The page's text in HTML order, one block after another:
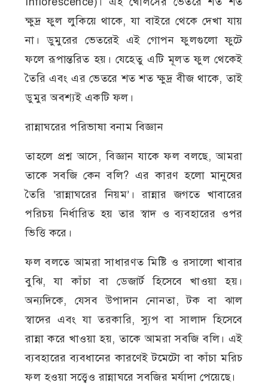
ক্ষুদ্র ফুল লুকিয়ে থাকে, যা বাইরে থেকে দেখা যায়
না। ডুমুরের ভেতরেই এই গোপন ফুলগুলো ফুটে
ফলে রূপান্তরিত হয়। যেহেতু এটি মূলত ফুল থেকেই
তৈরি এবং এর ভেতরে শত শত ক্ষুদ্র বীজ থাকে, তাই
ডুমুর অবশ্যই একটি ফল।
রান্নাঘরের পরিভাষা বনাম বিজ্ঞান
তাহলে প্রশ্ন আসে, বিজ্ঞান যাকে ফল বলছে, আমরা
তাকে সবজি কেন বলি? এর কারণ হলো মানুষের
তৈরি ‘রান্নাঘরের নিয়ম’। রান্নার জগতে খাবারের
পরিচয় নির্ধারিত হয় তার স্বাদ ও ব্যবহারের ওপর
ভিত্তি করে।
ফল বলতে আমরা সাধারণত মিষ্টি ও রসালো খাবার
বুঝি, যা কাঁচা বা ডেজার্ট হিসেবে খাওয়া হয়।
অন্যদিকে, যেসব উপাদান নোনতা, টক বা ঝাল
স্বাদের এবং যা তরকারি, স্যুপ বা সালাদ হিসেবে
রান্না করে খাওয়া হয়, তাকে আমরা সবজি বলি। এই
ব্যবহারের ব্যবধানের কারণেই টমেটো বা কাঁচা মরিচ
ফল হওয়া সত্ত্বেও রান্নাঘরে সবজির মর্যাদা পেয়েছে।